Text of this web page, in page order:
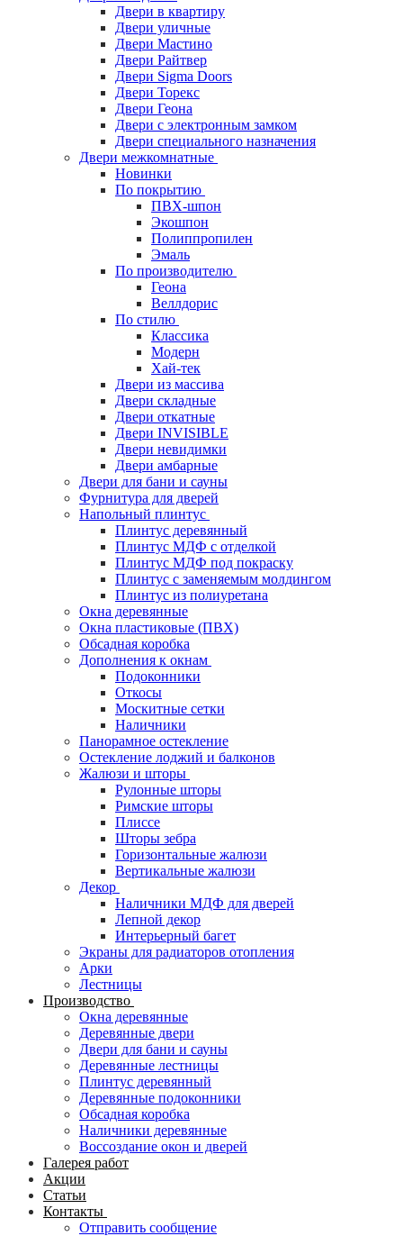
Двери в квартиру
Двери уличные
Двери Мастино
Двери Райтвер
Двери Sigma Doors
Двери Торекс
Двери Геона
Двери с электронным замком
Двери специального назначения
Двери межкомнатные
Новинки
По покрытию
ПВХ-шпон
Экошпон
Полиппропилен
Эмаль
По производителю
Геона
Веллдорис
По стилю
Классика
Модерн
Хай-тек
Двери из массива
Двери складные
Двери откатные
Двери INVISIBLE
Двери невидимки
Двери амбарные
Двери для бани и сауны
Фурнитура для дверей
Напольный плинтус
Плинтус деревянный
Плинтус МДФ с отделкой
Плинтус МДФ под покраску
Плинтус с заменяемым молдингом
Плинтус из полиуретана
Окна деревянные
Окна пластиковые (ПВХ)
Обсадная коробка
Дополнения к окнам
Подоконники
Откосы
Москитные сетки
Наличники
Панорамное остекление
Остекление лоджий и балконов
Жалюзи и шторы
Рулонные шторы
Римские шторы
Плиссе
Шторы зебра
Горизонтальные жалюзи
Вертикальные жалюзи
Декор
Наличники МДФ для дверей
Лепной декор
Интерьерный багет
Экраны для радиаторов отопления
Арки
Лестницы
Производство
Окна деревянные
Деревянные двери
Двери для бани и сауны
Деревянные лестницы
Плинтус деревянный
Деревянные подоконники
Обсадная коробка
Наличники деревянные
Воссоздание окон и дверей
Галерея работ
Акции
Статьи
Контакты
Отправить сообщение